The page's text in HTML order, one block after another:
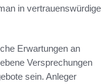
in vertrauenswürdige
Erwartungen an
Versprechungen
sein. Anleger